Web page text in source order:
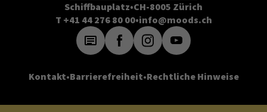
Schiffbauplatz CH-8005 Zürich
T +41 44 276 80 00 info@moods.ch
Kontakt Barrierefreiheit Rechtliche Hinweise